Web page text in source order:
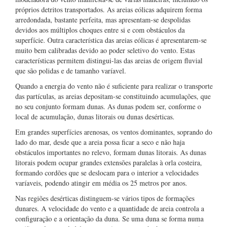
próprios detritos transportados. As areias eólicas adquirem forma
arredondada, bastante perfeita, mas apresentam-se despolidas
devidos aos múltiplos choques entre si e com obstáculos da
superfície. Outra característica das areias eólicas é apresentarem-se
muito bem calibradas devido ao poder seletivo do vento. Estas
características permitem distingui-las das areias de origem fluvial
que são polidas e de tamanho varíavel.
Quando a energia do vento não é suficiente para realizar o transporte
das partículas, as areias depositam-se constituindo acumulações, que
no seu conjunto formam dunas. As dunas podem ser, conforme o
local de acumulação, dunas litorais ou dunas desérticas.
Em grandes superfícies arenosas, os ventos dominantes, soprando do
lado do mar, desde que a areia possa ficar a seco e não haja
obstáculos importantes no relevo, formam dunas litorais. As dunas
litorais podem ocupar grandes extensões paralelas à orla costeira,
formando cordões que se deslocam para o interior a velocidades
varíaveis, podendo atingir em média os 25 metros por anos.
Nas regiões desérticas distinguem-se vários tipos de formações
dunares. A velocidade do vento e a quantidade de areia controla a
configuração e a orientação da duna. Se uma duna se forma numa